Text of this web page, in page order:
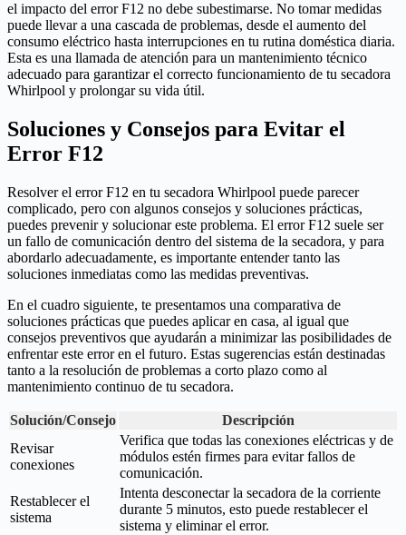
el impacto del error F12 no debe subestimarse. No tomar medidas
puede llevar a una cascada de problemas, desde el aumento del
consumo eléctrico hasta interrupciones en tu rutina doméstica diaria.
Esta es una llamada de atención para un mantenimiento técnico
adecuado para garantizar el correcto funcionamiento de tu secadora
Whirlpool y prolongar su vida útil.
Soluciones y Consejos para Evitar el
Error F12
Resolver el error F12 en tu secadora Whirlpool puede parecer
complicado, pero con algunos consejos y soluciones prácticas,
puedes prevenir y solucionar este problema. El error F12 suele ser
un fallo de comunicación dentro del sistema de la secadora, y para
abordarlo adecuadamente, es importante entender tanto las
soluciones inmediatas como las medidas preventivas.
En el cuadro siguiente, te presentamos una comparativa de
soluciones prácticas que puedes aplicar en casa, al igual que
consejos preventivos que ayudarán a minimizar las posibilidades de
enfrentar este error en el futuro. Estas sugerencias están destinadas
tanto a la resolución de problemas a corto plazo como al
mantenimiento continuo de tu secadora.
Solución/Consejo
Descripción
Revisar
conexiones
Verifica que todas las conexiones eléctricas y de
módulos estén firmes para evitar fallos de
comunicación.
Restablecer el
sistema
Intenta desconectar la secadora de la corriente
durante 5 minutos, esto puede restablecer el
sistema y eliminar el error.